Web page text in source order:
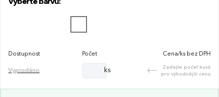
Vyberte barvu:
Dostupnost Počet Cena/ks bez DPH
Vyprodáno ks
Zadejte počet kusů
pro výhodnější cenu